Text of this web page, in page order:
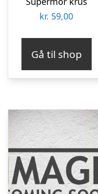
kr. 59,00
Gå til shop